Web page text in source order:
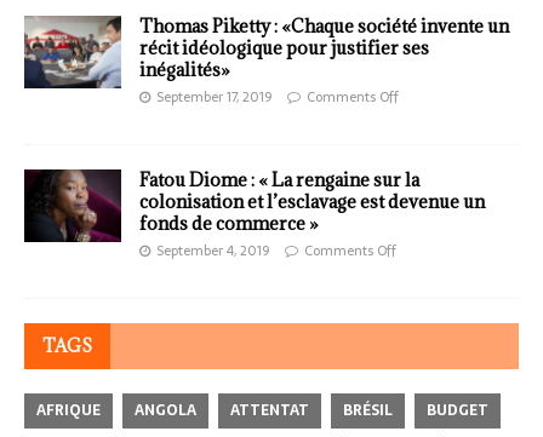
Thomas Piketty : «Chaque société invente un
récit idéologique pour justifier ses
inégalités»
September 17, 2019 Comments Off
Fatou Diome : « La rengaine sur la
colonisation et l’esclavage est devenue un
fonds de commerce »
September 4, 2019 Comments Off
TAGS
AFRIQUE ANGOLA ATTENTAT BRÉSIL
BUDGET